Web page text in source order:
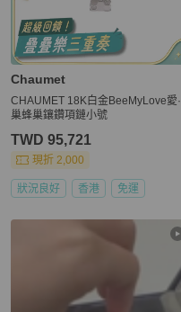
Chaumet
CHAUMET 18K白金BeeMyLove愛·
巢蜂巢鑲鑽項鏈小號
TWD 95,721
現折 2,000
狀況良好 香港 免運